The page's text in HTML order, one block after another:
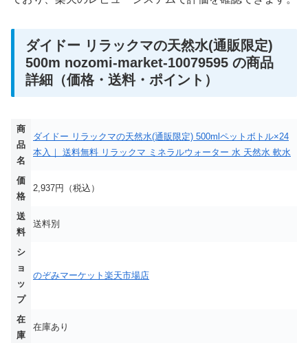
ダイドー リラックマの天然水(通販限定)
500m nozomi-market-10079595 の商品
詳細（価格・送料・ポイント）
商
品
名
ダイドー リラックマの天然水(通販限定) 500mlペットボトル×24
本入｜ 送料無料 リラックマ ミネラルウォーター 水 天然水 軟水
価
格
2,937円（税込）
送
料
送料別
シ
ョ
ッ
プ
のぞみマーケット楽天市場店
在
庫
在庫あり